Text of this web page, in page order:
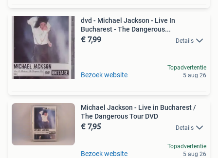
dvd - Michael Jackson - Live In
Bucharest - The Dangerous...
€ 7,99 Details
Bezoek website
Topadvertentie
5 aug 26
Michael Jackson - Live in Bucharest /
The Dangerous Tour DVD
€ 7,95 Details
Bezoek website
Topadvertentie
5 aug 26